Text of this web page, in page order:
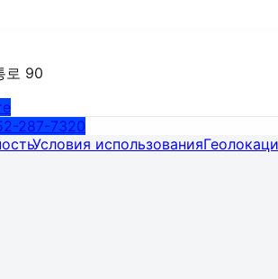
로 90
287-7320
Условия использования